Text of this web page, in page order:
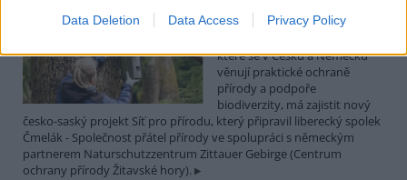
Data Deletion Data Access Privacy Policy
26.7.2026 16:22 | LIBEREC ( ČTK)
které se v Česku a Německu
věnují praktické ochraně
přírody a podpoře
biodiverzity, má zajistit nový
česko-saský projekt Síť pro přírodu, který připravil liberecký spolek
Čmelák - Společnost přátel přírody ve spolupráci s německým
partnerem Naturschutzzentrum Zittauer Gebirge (Centrum
ochrany přírody Žitavské hory).